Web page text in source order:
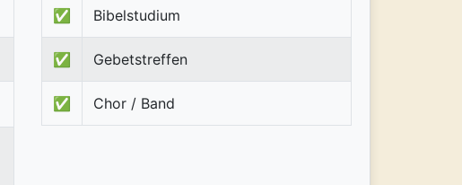
✅ Bibelstudium
✅ Gebetstreffen
✅ Chor / Band